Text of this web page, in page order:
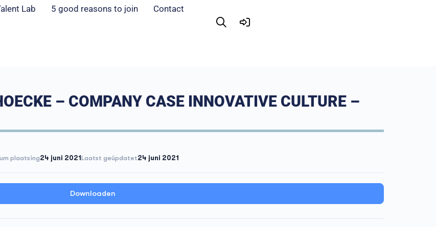
Lab 5 good reasons to join Contact
– COMPANY CASE INNOVATIVE CULTURE –
plaatsing24 juni 2021Laatst geüpdatet24 juni 2021
Downloaden